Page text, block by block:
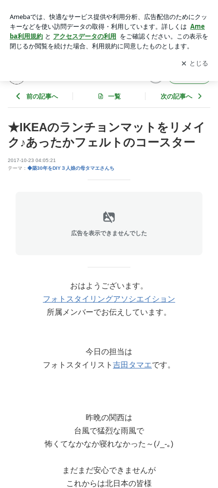
ースター | インテリアと暮らしのヒント
アプリをダウンロードして ブログの更新通知
を受け取りまし
ょう。
開く
前の記事へ 一覧 次の記事へ
★IKEAのランチョンマットをリメイ
ク♪あったかフェルトのコースター
2017-10-23 04:05:21
テーマ： ◆築30年をDIY３人娘の母タマエさんち
広告を表示できませんでした
おはようございます。
フォトスタイリングアソシエイション
所属メンバーでお伝えしています。
今日の担当は
フォトスタイリスト 吉田タマエです。
昨晩の関西は
台風で猛烈な雨風で
怖くてなかなか寝れなかった～(ﾉ_-｡)
まだまだ安心できませんが
これからは北日本の皆様